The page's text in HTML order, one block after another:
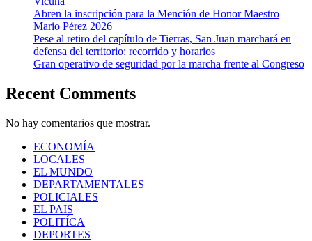
Abren la inscripción para la Mención de Honor Maestro
Mario Pérez 2026
Pese al retiro del capítulo de Tierras, San Juan marchará en
defensa del territorio: recorrido y horarios
Gran operativo de seguridad por la marcha frente al Congreso
Recent Comments
No hay comentarios que mostrar.
ECONOMÍA
LOCALES
EL MUNDO
DEPARTAMENTALES
POLICIALES
EL PAIS
POLITÍCA
DEPORTES